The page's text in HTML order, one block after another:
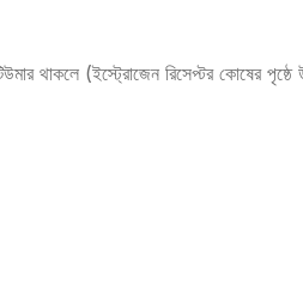
থাকলে (ইস্ট্রোজেন রিসেপ্টর কোষের